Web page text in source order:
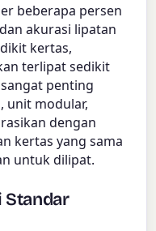
beberapa persen
akurasi lipatan
kertas,
terlipat sedikit
penting
unit modular,
dengan
kertas yang sama
untuk dilipat.
Standar